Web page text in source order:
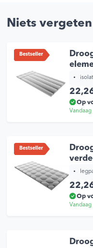
Niets
Bestseller
Op
Bestseller
Op